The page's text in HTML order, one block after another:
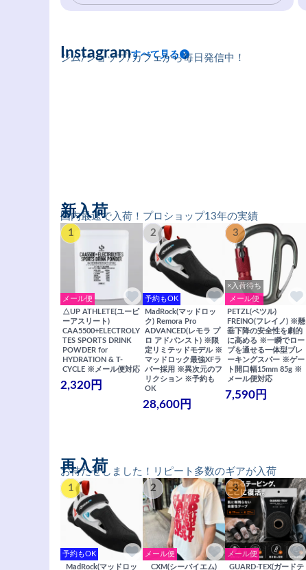
ジム/ショップ/カフェから毎日発信中！
Instagramすべて見る
国内最速で入荷！プロショップ13年の実績
新入荷
1
メール便
△UP ATHLETE(ユーピ
ーアスリート)
CAA5500+ELECTROLY
TES SPORTS DRINK
POWDER for
HYDRATION & T-
CYCLE ※メール便対応
2,320円
2
予約もOK
MadRock(マッドロッ
ク) Remora Pro
ADVANCED(レモラ プ
ロ アドバンスト) ※限
定リミテッドモデル ※
マッドロック最強XFラ
バー採用 ※異次元のフ
リクション ※予約も
OK
28,600円
3
×入荷待ち
メール便
PETZL(ペツル)
FREINO(フレイノ) ※懸
垂下降の安全性を劇的
に高める ※一瞬でロー
プを通せる一体型ブレ
ーキングスパー ※ゲー
ト開口幅15mm 85g ※
メール便対応
7,590円
お待たせしました！リピート多数のギアが入荷
再入荷
1
予約もOK
MadRock(マッドロッ
2
メール便
CXM(シーバイエム)
3
メール便
GUARD-TEX(ガードテ